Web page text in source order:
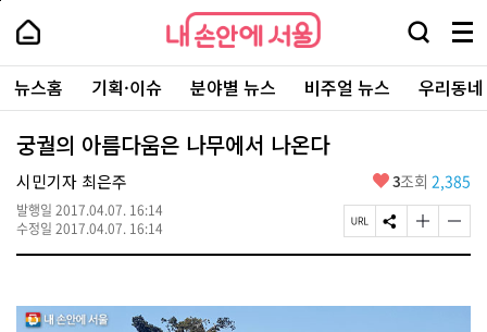
본
로
가
내
손
안
에
서
울
-
서
울
시
대
표
소
털
내
손
에
울
검
창
열
기
메
뉴
전
체
보
주
요
서
뉴스홈 기획·이슈 분야별 뉴스 비주얼 뉴스 우리동
궁궐의 아름다움은 나무에서 나온다
시민기자 최은주
발행일 2017.04.07. 16:14
수정일 2017.04.07. 16:14
좋
요
3조회 2,385
페
이
R
S
N
유
글
자
크
글
자
작
페
상
단
로